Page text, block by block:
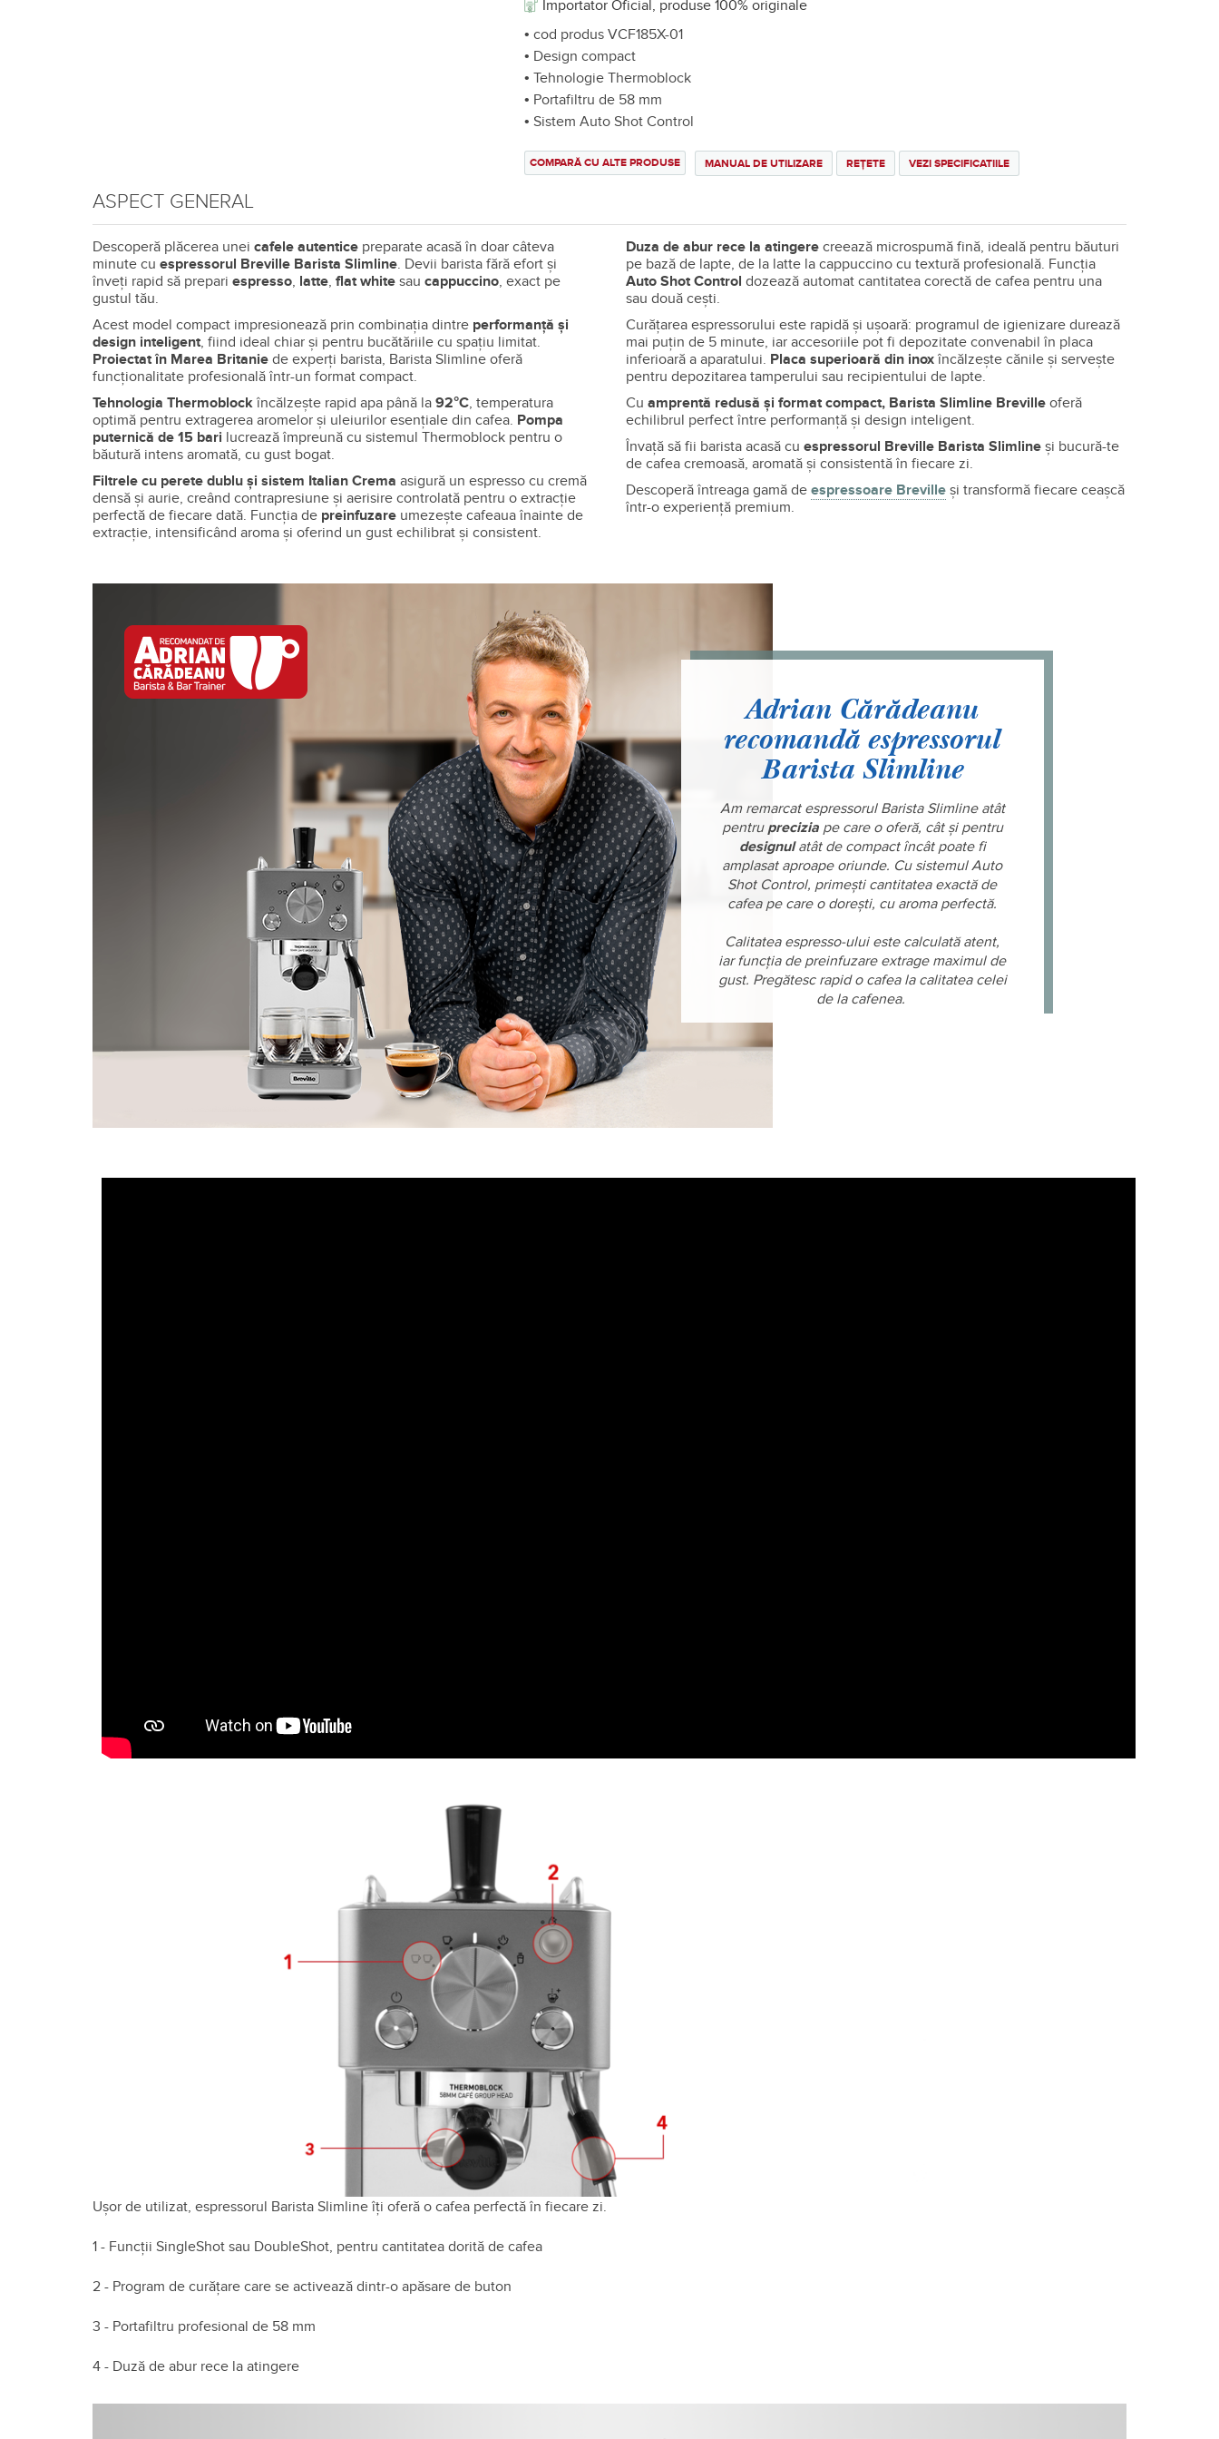
Importator Oficial, produse 100% originale
• cod produs VCF185X-01
• Design compact
• Tehnologie Thermoblock
• Portafiltru de 58 mm
• Sistem Auto Shot Control
MANUAL DE UTILIZARE REȚETE
COMPARĂ CU ALTE PRODUSE VEZI SPECIFICATIILE
ASPECT GENERAL
Descoperă plăcerea unei cafele autentice preparate acasă în doar câteva
minute cu espressorul Breville Barista Slimline. Devii barista fără efort și
înveți rapid să prepari espresso, latte, flat white sau cappuccino, exact pe
gustul tău.
Acest model compact impresionează prin combinația dintre performanță și
design inteligent, fiind ideal chiar și pentru bucătăriile cu spațiu limitat.
Proiectat în Marea Britanie de experți barista, Barista Slimline oferă
funcționalitate profesională într-un format compact.
Tehnologia Thermoblock încălzește rapid apa până la 92°C, temperatura
optimă pentru extragerea aromelor și uleiurilor esențiale din cafea. Pompa
puternică de 15 bari lucrează împreună cu sistemul Thermoblock pentru o
băutură intens aromată, cu gust bogat.
Filtrele cu perete dublu și sistem Italian Crema asigură un espresso cu cremă
densă și aurie, creând contrapresiune și aerisire controlată pentru o extracție
perfectă de fiecare dată. Funcția de preinfuzare umezește cafeaua înainte de
extracție, intensificând aroma și oferind un gust echilibrat și consistent.
Duza de abur rece la atingere creează microspumă fină, ideală pentru băuturi
pe bază de lapte, de la latte la cappuccino cu textură profesională. Funcția
Auto Shot Control dozează automat cantitatea corectă de cafea pentru una
sau două cești.
Curățarea espressorului este rapidă și ușoară: programul de igienizare durează
mai puțin de 5 minute, iar accesoriile pot fi depozitate convenabil în placa
inferioară a aparatului. Placa superioară din inox încălzește cănile și servește
pentru depozitarea tamperului sau recipientului de lapte.
Cu amprentă redusă și format compact, Barista Slimline Breville oferă
echilibrul perfect între performanță și design inteligent.
Învață să fii barista acasă cu espressorul Breville Barista Slimline și bucură-te
de cafea cremoasă, aromată și consistentă în fiecare zi.
Descoperă întreaga gamă de espressoare Breville și transformă fiecare ceașcă
într-o experiență premium.
Adrian Cărădeanu
recomandă espressorul
Barista Slimline
Am remarcat espressorul Barista Slimline atât
pentru precizia pe care o oferă, cât și pentru
designulatât de compact încât poate fi
amplasat aproape oriunde. Cu sistemul Auto
Shot Control, primești cantitatea exactă de
cafea pe care o dorești, cu aroma perfectă.
Calitatea espresso-ului este calculată atent,
iar funcția de preinfuzare extrage maximul de
gust. Pregătesc rapid o cafea la calitatea celei
de la cafenea.
Ușor de utilizat, espressorul Barista Slimline îți oferă o cafea perfectă în fiecare zi.
1 - Funcții SingleShot sau DoubleShot, pentru cantitatea dorită de cafea
2 - Program de curățare care se activează dintr-o apăsare de buton
3 - Portafiltru profesional de 58 mm
4 - Duză de abur rece la atingere